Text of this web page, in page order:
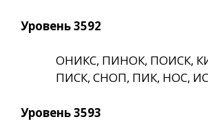
Уровень 3592
ОНИКС, ПИНОК, ПОИСК,
ПИСК, СНОП, ПИК, НОС,
Уровень 3593